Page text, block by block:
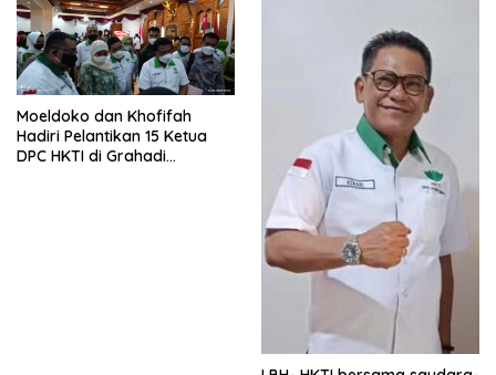
Moeldoko dan Khofifah
Hadiri Pelantikan 15 Ketua
DPC HKTI di Grahadi